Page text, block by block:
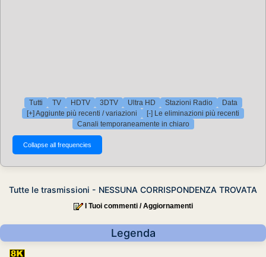
Tutti TV HDTV 3DTV Ultra HD Stazioni Radio
Data
[+] Aggiunte più recenti / variazioni
[-] Le eliminazioni più recenti
Canali temporaneamente in chiaro
Tutte le trasmissioni - NESSUNA CORRISPONDENZA TROVATA
I Tuoi commenti / Aggiornamenti
Legenda